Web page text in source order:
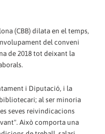
(CBB) dilata en el temps,
del conveni
de 2018 tot deixant la
i Diputació, i la
al ser minoria
seves reivindicacions
Això comporta una